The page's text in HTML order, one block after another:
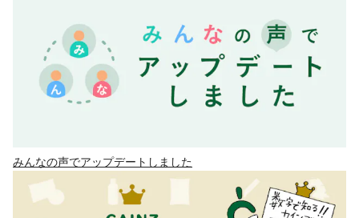
みんなの声でアップデートしました